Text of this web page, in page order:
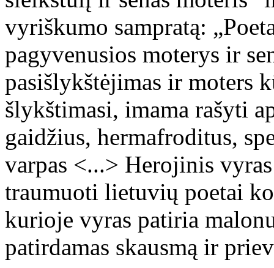
vyriškumo sampratą:
pagyvenusios moterys ir
pasišlykštėjimas ir moters
šlykštimasi, imama rašyti
gaidžius, hermafroditus,
varpas <...> Herojinis
traumuoti lietuvių poetai
kurioje vyras patiria
patirdamas skausmą ir